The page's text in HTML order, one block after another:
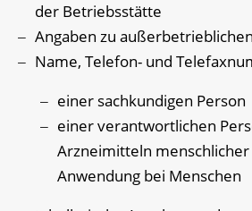
der Betriebsstätte
Angaben zu
Name, Telefon- und
einer sachkundigen Person
einer verantwortlichen
Arzneimitteln
Anwendung bei Menschen